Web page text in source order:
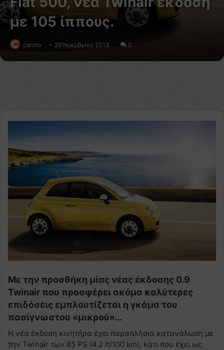
με 105 ίππους.
caroto 29 Νοεμβρίου 2013 0
Με την προσθήκη μίας νέας έκδοσης 0.9
Twinair που προσφέρει ακόμα καλύτερες
επιδόσεις εμπλουτίζεται η γκάμα του
πασίγνωστου «μικρού»…
Η νέα έκδοση κινητήρα έχει παραπλήσια κατανάλωση με
την Twinair των 85 PS (4,2 lt/100 km), kάτι που έχει ως